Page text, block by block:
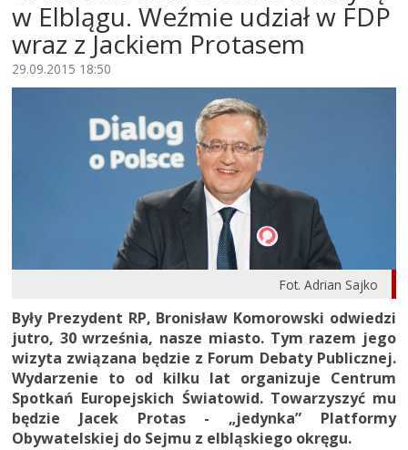
w Elblągu. Weźmie udział w FDP
wraz z Jackiem Protasem
29.09.2015 18:50
Fot. Adrian Sajko
Były Prezydent RP, Bronisław Komorowski odwiedzi
jutro, 30 września, nasze miasto. Tym razem jego
wizyta związana będzie z Forum Debaty Publicznej.
Wydarzenie to od kilku lat organizuje Centrum
Spotkań Europejskich Światowid. Towarzyszyć mu
będzie Jacek Protas - „jedynka” Platformy
Obywatelskiej do Sejmu z elbląskiego okręgu.